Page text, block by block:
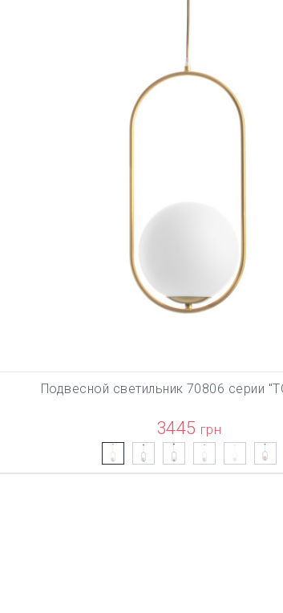
В КОРЗИНУ
Подвесной светильник 70806 серии
3445 грн